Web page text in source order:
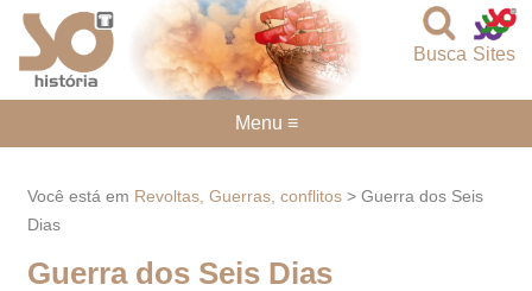
Sites
Busca
Você está em Revoltas, Guerras, conflitos > Guerra dos Seis
Dias
Guerra dos Seis Dias